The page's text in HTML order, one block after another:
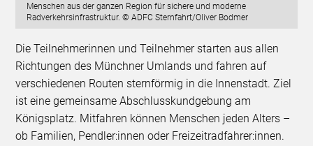
Menschen aus der ganzen Region für sichere und moderne
Radverkehrsinfrastruktur. © ADFC Sternfahrt/Oliver Bodmer
Die Teilnehmerinnen und Teilnehmer starten aus allen
Richtungen des Münchner Umlands und fahren auf
verschiedenen Routen sternförmig in die Innenstadt. Ziel
ist eine gemeinsame Abschlusskundgebung am
Königsplatz. Mitfahren können Menschen jeden Alters –
ob Familien, Pendler:innen oder Freizeitradfahrer:innen.